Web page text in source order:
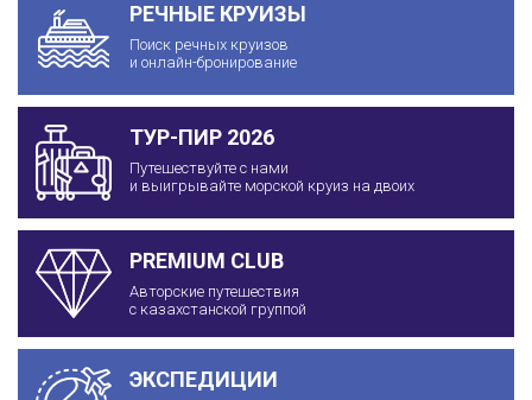
РЕЧНЫЕ КРУИЗЫ
Поиск речных круизов
и онлайн-бронирование
ТУР-ПИР 2026
Путешествуйте с нами
и выигрывайте морской круиз на двоих
PREMIUM CLUB
Авторские путешествия
с казахстанской группой
ЭКСПЕДИЦИИ